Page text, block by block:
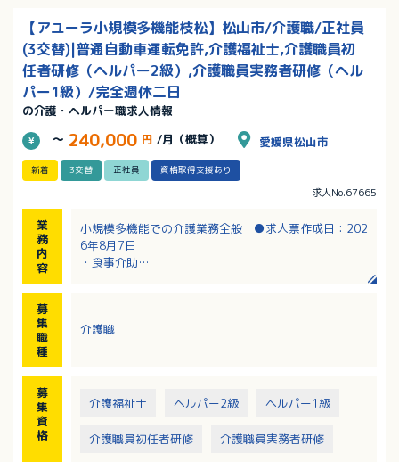
【アユーラ小規模多機能枝松】松山市/介護職/正社員
(3交替)|普通自動車運転免許,介護福祉士,介護職員初
任者研修（ヘルパー2級）,介護職員実務者研修（ヘル
パー1級）/完全週休二日
の介護・ヘルパー職求人情報
～ 240,000 円 /月（概算） 愛媛県松山市
新着 3交替 正社員 資格取得支援あり
求人No.67665
業
務
内
容
小規模多機能での介護業務全般 ●求人票作成日：202
6年8月7日
・食事介助
・送迎業務
募
集
職
種
介護職
募
集
資
格
介護福祉士 ヘルパー2級 ヘルパー1級
介護職員初任者研修 介護職員実務者研修